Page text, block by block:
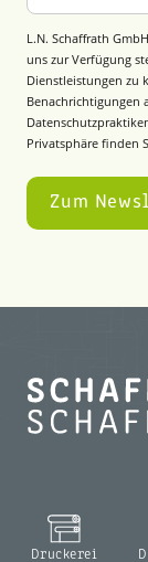
L.N. Schaffrath
uns zur Verfügung
Dienstleistungen zu
Benachrichtigungen
Privatsphäre finden
Druckerei